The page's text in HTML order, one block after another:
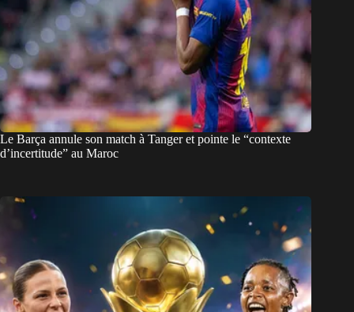
Le Barça annule son match à Tanger et pointe le “contexte
d’incertitude” au Maroc